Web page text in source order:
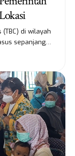
di wilayah
sepanjang…